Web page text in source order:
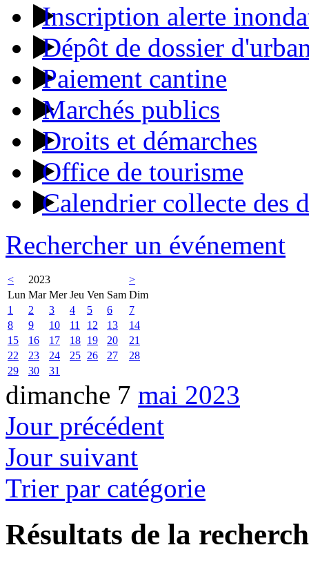
Inscription alerte
Dépôt de dossier
Paiement cantine
Marchés publics
Droits et démarches
Office de tourisme
Calendrier collecte des
Rechercher un événement
< 2023
>
Lun Mar Mer Jeu Ven Sam Dim
1
2 3 4 5 6
7
8
9 10 11 12 13
14
15
16 17 18 19 20
21
22
23 24 25 26 27
28
29
30 31
dimanche 7 mai 2023
Jour précédent
Jour suivant
Trier par catégorie
Résultats de la